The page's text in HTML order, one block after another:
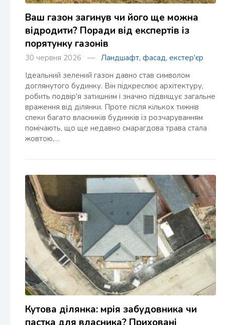
Ваш газон загинув чи його ще можна
відродити? Поради від експертів із
порятунку газонів
30 червня 2026 — Ландшафт, фасад, екстер'єр
Ідеальний зелений газон давно став символом
доглянутого будинку. Він підкреслює архітектуру,
робить подвір'я затишним і значно підвищує загальне
враження від ділянки. Проте після кількох тижнів
спеки багато власників будинків із розчаруванням
помічають, що ще недавно смарагдова трава стала
жовтою,…
Кутова ділянка: мрія забудовника чи